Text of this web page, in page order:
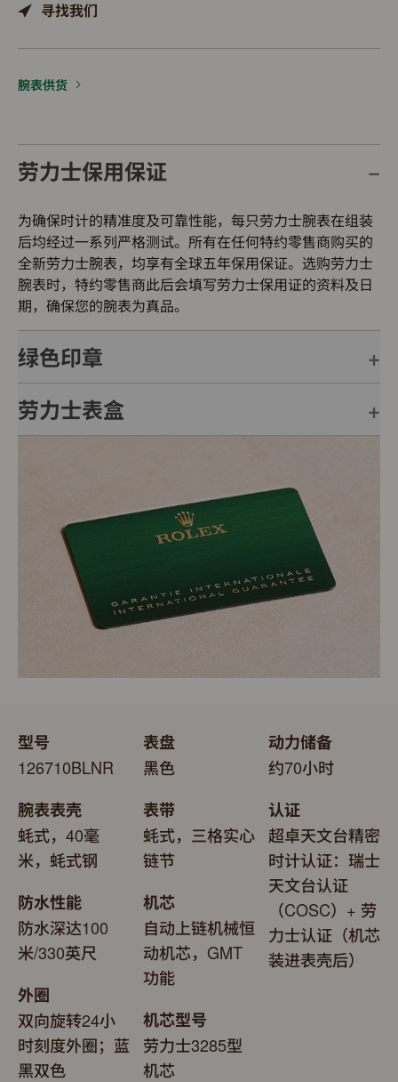
寻找我们
腕表供货
劳力士保用保证
为确保时计的精准度及可靠性能，每只劳力士腕表在组装
后均经过一系列严格测试。所有在任何特约零售商购买的
全新劳力士腕表，均享有全球五年保用保证。选购劳力士
腕表时，特约零售商此后会填写劳力士保用证的资料及日
期，确保您的腕表为真品。
绿色印章
每只劳力士腕表均附有全球五年保用保证，并附上绿色印
劳力士表盒
送礼之用亦非常合适，接收礼物者会感到愉悦非常。
型号
126710BLNR
腕表表壳
蚝式，40毫
米，蚝式钢
防水性能
防水深达100
米/330英尺
外圈
双向旋转24小
时刻度外圈；蓝
黑双色
表盘
黑色
表带
蚝式，三格实心
链节
机芯
自动上链机械恒
动机芯，GMT
功能
机芯型号
劳力士3285型
机芯
动力储备
约70小时
认证
超卓天文台精密
时计认证：瑞士
天文台认证
（COSC）+ 劳
力士认证（机芯
装进表壳后）